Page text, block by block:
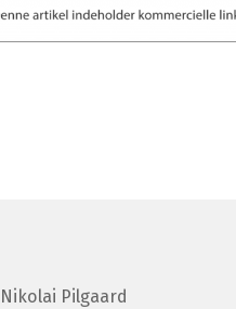
Nikolai Pilgaard